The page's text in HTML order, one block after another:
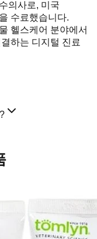
의사로, 미국
수료했습니다.
헬스케어 분야에서
하는 디지털 진료